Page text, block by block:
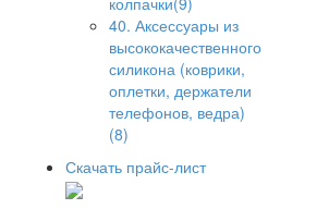
40. Аксессуары из
высококачественного
силикона (коврики,
оплетки, держатели
телефонов, ведра)
(8)
Скачать прайс-лист